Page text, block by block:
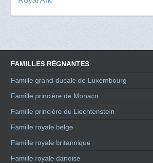
FAMILLES RÉGNANTES
Famille grand-ducale de Luxembourg
Famille princière de Monaco
Famille princière du Liechtenstein
Famille royale belge
Famille royale britannique
Famille royale danoise